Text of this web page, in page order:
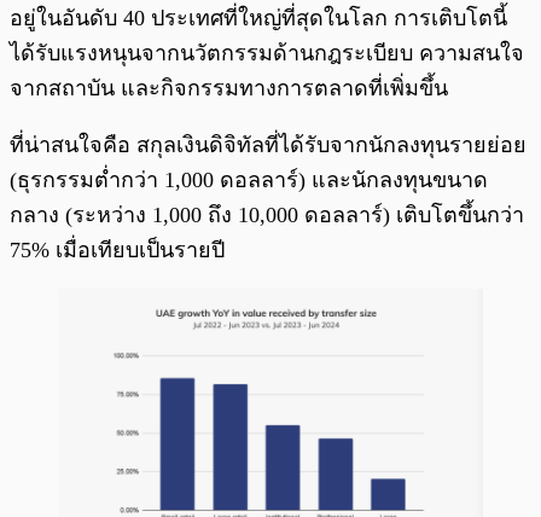
อยู่ในอันดับ 40 ประเทศที่ใหญ่ที่สุดในโลก การเติบโตนี้
ได้รับแรงหนุนจากนวัตกรรมด้านกฎระเบียบ ความสนใจ
จากสถาบัน และกิจกรรมทางการตลาดที่เพิ่มขึ้น
ที่น่าสนใจคือ สกุลเงินดิจิทัลที่ได้รับจากนักลงทุนรายย่อย
(ธุรกรรมต่ำกว่า 1,000 ดอลลาร์) และนักลงทุนขนาด
กลาง (ระหว่าง 1,000 ถึง 10,000 ดอลลาร์) เติบโตขึ้นกว่า
75% เมื่อเทียบเป็นรายปี